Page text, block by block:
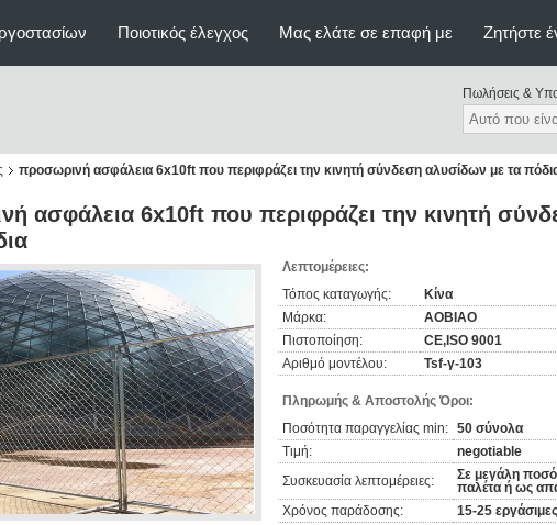
Ποιοτικός έλεγχος Μας ελάτε σε επαφή με Ζητήστε
Πωλήσεις &
προσωρινή ασφάλεια 6x10ft που περιφράζει την κινητή σύνδεση αλυσίδων με τα
ασφάλεια 6x10ft που περιφράζει την κινητή
Λεπτομέρειες:
Τόπος καταγωγής:
Κίνα
Μάρκα:
AOBIAO
Πιστοποίηση:
CE,ISO 9001
Αριθμό μοντέλου:
Tsf-γ-103
Πληρωμής & Αποστολής Όροι:
Ποσότητα παραγγελίας min: 50 σύνολα
Τιμή:
negotiable
Συσκευασία λεπτομέρειες:
Σε μεγάλη
παλέτα ή ως
Χρόνος παράδοσης:
15-25